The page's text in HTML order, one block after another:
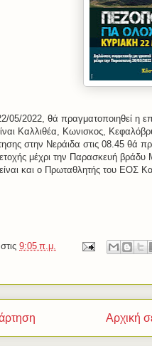
05/2022, θά πραγματοποιηθεί η
Καλλιθέα, Κωνισκος,
στην Νεράιδα στις 08.45 θά
μέχρι την Παρασκευή
και ο Πρωταθλητής του ΕΟΣ
9:05 π.μ.
Αρχική